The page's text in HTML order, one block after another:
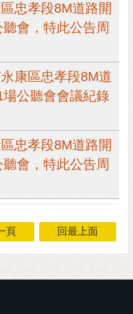
忠孝段8M道路開
會，特此公告周
康區忠孝段8M道
公聽會會議紀錄
忠孝段8M道路開
會，特此公告周
頁 回最上面